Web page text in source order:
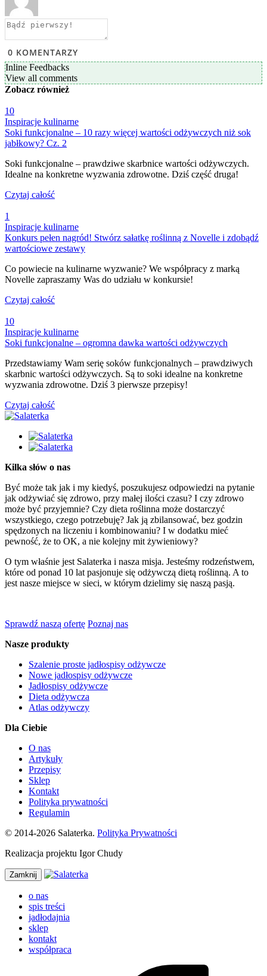
0 KOMENTARZY
Inline Feedbacks
View all comments
Zobacz również
10
Inspiracje kulinarne
Soki funkcjonalne – 10 razy więcej wartości odżywczych niż sok
jabłkowy? Cz. 2
Soki funkcjonalne – prawdziwe skarbnice wartości odżywczych.
Idealne na konkretne wyzwania zdrowotne. Dziś część druga!
Czytaj całość
1
Inspiracje kulinarne
Konkurs pełen nagród! Stwórz sałatkę roślinną z Novelle i zdobądź
wartościowe zestawy
Co powiecie na kulinarne wyzwanie? We współpracy z marką
Novelle zapraszamy Was do udziału w konkursie!
Czytaj całość
10
Inspiracje kulinarne
Soki funkcjonalne – ogromna dawka wartości odżywczych
Przedstawiamy Wam serię soków funkcjonalnych – prawdziwych
skarbnic wartości odżywczych. Są to soki idealne na konkretne
wyzwania zdrowotne. Dziś 3 pierwsze przepisy!
Czytaj całość
Kilka słów o nas
Być może tak jak i my kiedyś, poszukujesz odpowiedzi na pytanie
jak odżywiać się zdrowo, przy małej ilości czasu? I czy zdrowo
może być przyjemnie? Czy dieta roślinna może dostarczyć
wszystkiego, czego potrzebuję? Jak ją zbilansować, bez godzin
spędzonych na liczeniu i kombinowaniu? I w dodatku mieć
pewność, że to OK, a nie kolejny mit żywieniowy?
O tym właśnie jest Salaterka i nasza misja. Jesteśmy rodzeństwem,
które od ponad 10 lat pasjonuje się odżywczą dietą roślinną. A to
jest nasze miejsce w sieci, w którym dzielimy się naszą pasją.
Sprawdź naszą ofertę Poznaj nas
Nasze produkty
Szalenie proste jadłospisy odżywcze
Nowe jadłospisy odżywcze
Jadłospisy odżywcze
Dieta odżywcza
Atlas odżywczy
Dla Ciebie
O nas
Artykuły
Przepisy
Sklep
Kontakt
Polityka prywatności
Regulamin
© 2014-2026 Salaterka. Polityka Prywatności
Realizacja projektu Igor Chudy
Zamknij
o nas
spis treści
jadłodajnia
sklep
kontakt
współpraca